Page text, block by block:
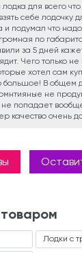
для всего
себе лодочку
и подумал что
по
за 5 дней
Чего только
хотел сам
В общем
не
не попадает
качество очень
Лодки с